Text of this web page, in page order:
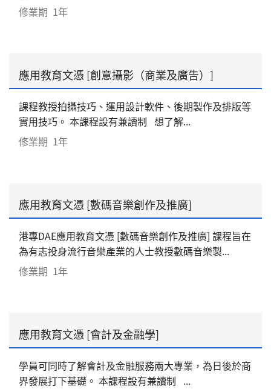
修業期 1年
應用教育文憑 [創意攝影（商業及廣告）]
課程教授拍攝技巧、運用設計軟件、後期製作及排版等
實用技巧。 本課程設有兼讀制 想了解...
修業期 1年
應用教育文憑 [數碼音樂創作及推廣]
港專DAE應用教育文憑 [數碼音樂創作及推廣] 課程旨在
為有志投身流行音樂產業的人士教授數碼音樂製...
修業期 1年
應用教育文憑 [會計及金融學]
學員可同時了解會計及金融服務兩大專業，為日後於商
界發展打下基礎。 本課程設有兼讀制 ...